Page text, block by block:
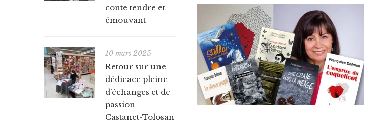
conte tendre et
émouvant
10 mars 2025
Retour sur une
dédicace pleine
d’échanges et de
passion –
Castanet-Tolosan